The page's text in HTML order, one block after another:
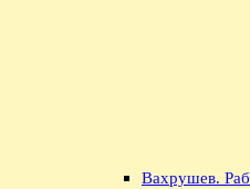
Вахрушев.